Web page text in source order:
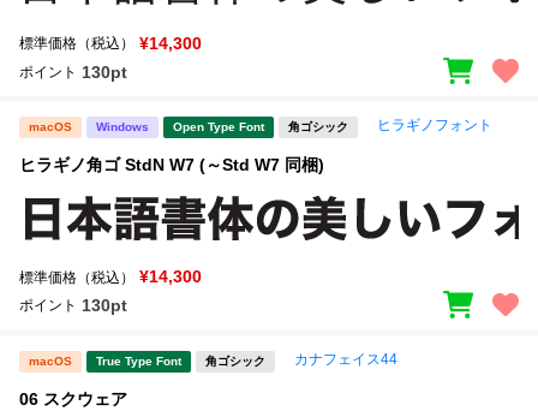
標準価格（税込） ¥14,300
ポイント 130pt
macOS Windows Open Type Font 角ゴシック ヒラギノフォント
ヒラギノ角ゴ StdN W7 (～Std W7 同梱)
標準価格（税込） ¥14,300
ポイント 130pt
macOS True Type Font 角ゴシック カナフェイス44
06 スクウェア